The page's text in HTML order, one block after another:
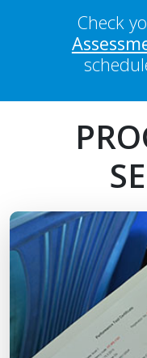
Check